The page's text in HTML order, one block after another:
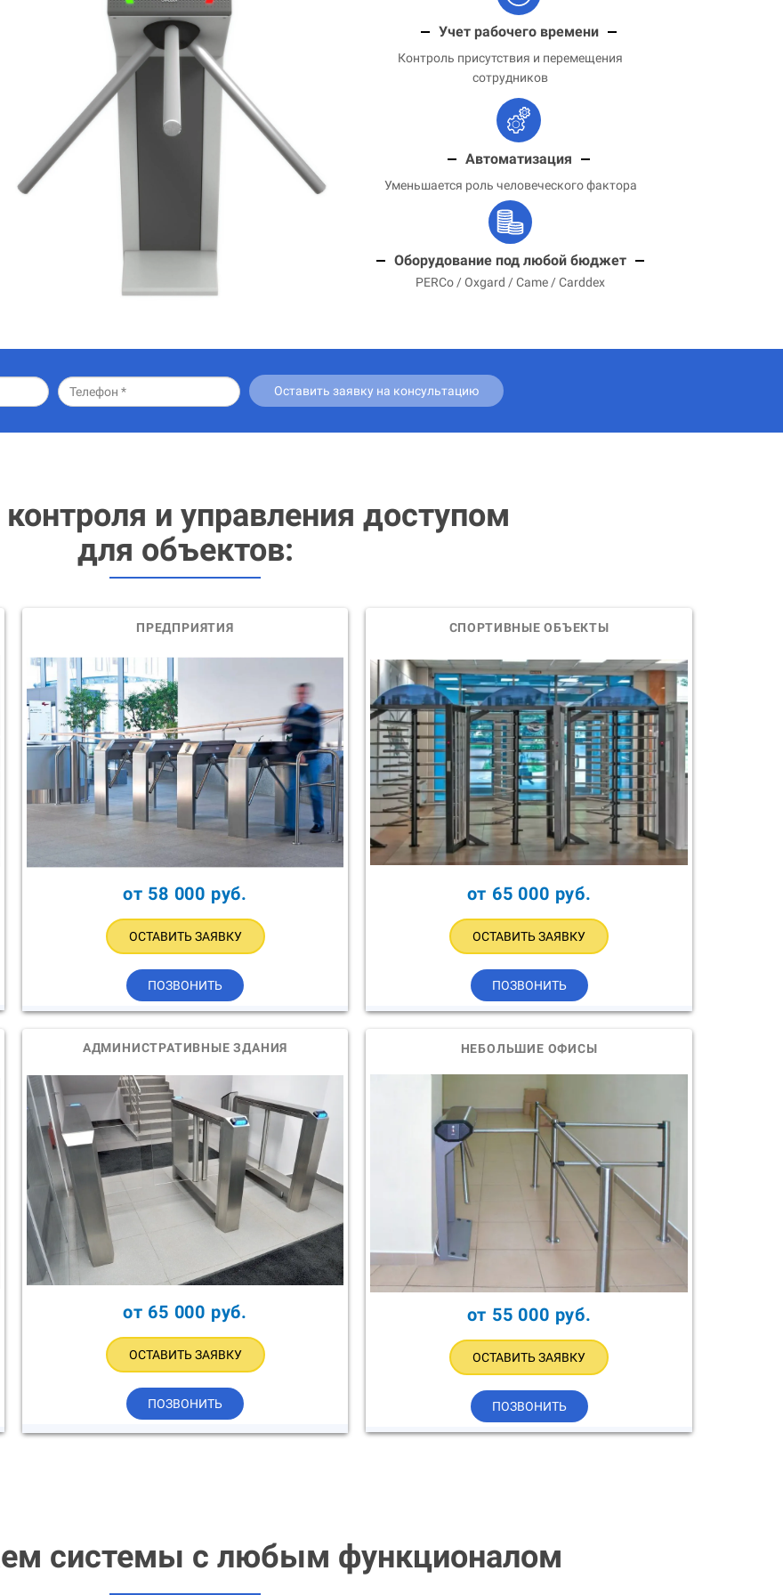
Учет рабочего времени
Контроль присутствия и перемещения
сотрудников
Автоматизация
Уменьшается роль человеческого фактора
Оборудование под любой бюджет
PERCo / Oxgard / Came / Carddex
Оставить заявку на консультацию
и управления доступом
для объектов:
ПРЕДПРИЯТИЯ
от 58 000 руб.
ОСТАВИТЬ ЗАЯВКУ
ПОЗВОНИТЬ
СПОРТИВНЫЕОБЪЕКТЫ
от 65 000 руб.
ОСТАВИТЬ ЗАЯВКУ
ПОЗВОНИТЬ
АДМИНИСТРАТИВНЫЕ ЗДАНИЯ
от 65 000 руб.
ОСТАВИТЬ ЗАЯВКУ
ПОЗВОНИТЬ
НЕБОЛЬШИЕ ОФИСЫ
от 55 000 руб.
ОСТАВИТЬ ЗАЯВКУ
ПОЗВОНИТЬ
системы с любым функционалом